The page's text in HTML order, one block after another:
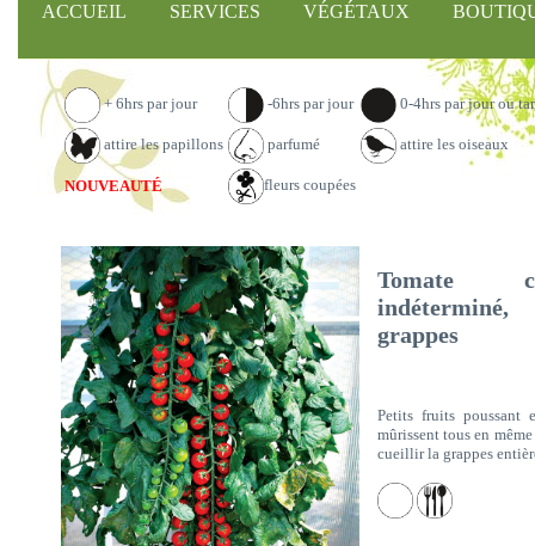
ACCUEIL SERVICES VÉGÉTAUX
+ 6hrs par jour -6hrs par jour 0-4hrs par jour ou
attire les papillons parfumé attire les oiseaux
NOUVEAUTÉ fleurs coupées
Tomate
grappes
Petits fruits poussant
mûrissent tous en
cueillir la grappes